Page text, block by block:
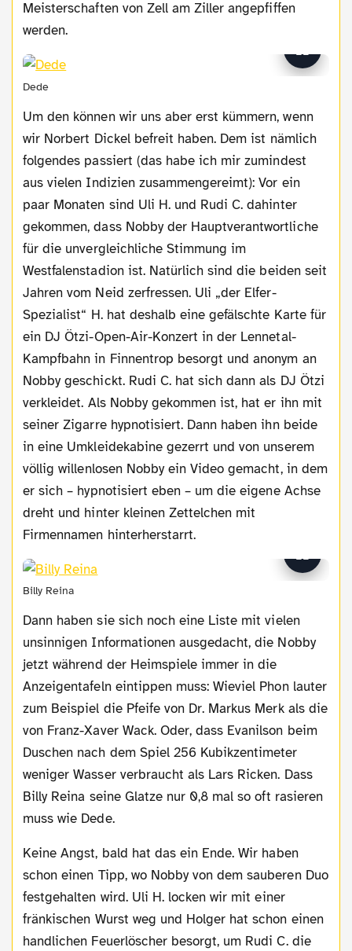
Meisterschaften von Zell am Ziller angepfiffen
werden.
Dede
Um den können wir uns aber erst kümmern, wenn
wir Norbert Dickel befreit haben. Dem ist nämlich
folgendes passiert (das habe ich mir zumindest
aus vielen Indizien zusammengereimt): Vor ein
paar Monaten sind Uli H. und Rudi C. dahinter
gekommen, dass Nobby der Hauptverantwortliche
für die unvergleichliche Stimmung im
Westfalenstadion ist. Natürlich sind die beiden seit
Jahren vom Neid zerfressen. Uli „der Elfer-
Spezialist“ H. hat deshalb eine gefälschte Karte für
ein DJ Ötzi-Open-Air-Konzert in der Lennetal-
Kampfbahn in Finnentrop besorgt und anonym an
Nobby geschickt. Rudi C. hat sich dann als DJ Ötzi
verkleidet. Als Nobby gekommen ist, hat er ihn mit
seiner Zigarre hypnotisiert. Dann haben ihn beide
in eine Umkleidekabine gezerrt und von unserem
völlig willenlosen Nobby ein Video gemacht, in dem
er sich – hypnotisiert eben – um die eigene Achse
dreht und hinter kleinen Zettelchen mit
Firmennamen hinterherstarrt.
Billy Reina
Dann haben sie sich noch eine Liste mit vielen
unsinnigen Informationen ausgedacht, die Nobby
jetzt während der Heimspiele immer in die
Anzeigentafeln eintippen muss: Wieviel Phon lauter
zum Beispiel die Pfeife von Dr. Markus Merk als die
von Franz-Xaver Wack. Oder, dass Evanilson beim
Duschen nach dem Spiel 256 Kubikzentimeter
weniger Wasser verbraucht als Lars Ricken. Dass
Billy Reina seine Glatze nur 0,8 mal so oft rasieren
muss wie Dede.
Keine Angst, bald hat das ein Ende. Wir haben
schon einen Tipp, wo Nobby von dem sauberen Duo
festgehalten wird. Uli H. locken wir mit einer
fränkischen Wurst weg und Holger hat schon einen
handlichen Feuerlöscher besorgt, um Rudi C. die